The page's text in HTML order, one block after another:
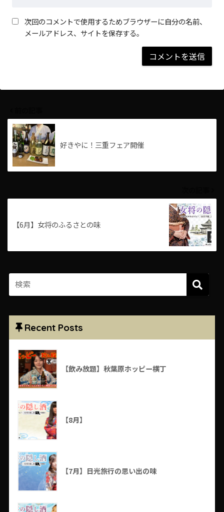
次回のコメントで使用するためブラウザーに自分の名前、
メールアドレス、サイトを保存する。
好きやに！三重フェア開催
【6月】女将のふるさとの味
Recent Posts
【飲み放題】秋葉原ホッピー横丁
【8月】
【7月】日光旅行の思い出の味